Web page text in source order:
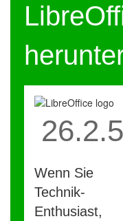
26.2.5
Wenn Sie
Technik-
Enthusiast,